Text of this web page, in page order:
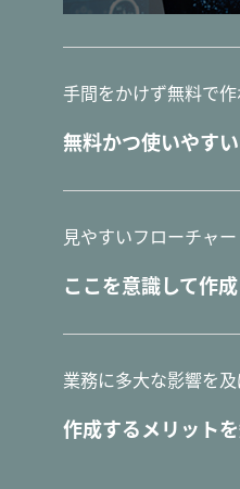
手間をかけず無料で作
無料かつ使いやす
見やすいフローチャ
ここを意識して作
業務に多大な影響を
作成するメリット